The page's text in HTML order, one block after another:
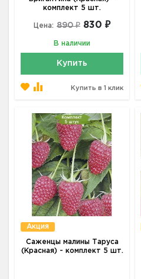
комплект 5 шт.
Цена: 890 ₽ 830 ₽
В наличии
Купить
Купить в 1 клик
Акция
Саженцы малины Таруса
(Красная) - комплект 5 шт.